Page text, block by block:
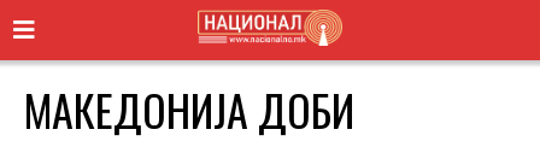
МАКЕДОНИЈА ДОБИ